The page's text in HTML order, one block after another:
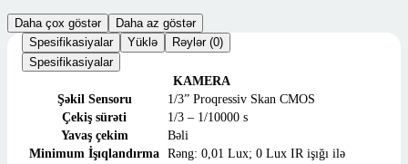
Daha çox göstər
Daha az göstər
Spesifikasiyalar
Yüklə
Rəylər (0)
Spesifikasiyalar
KAMERA
Şəkil Sensoru
1/3” Proqressiv Skan CMOS
Çekiş sürəti
1/3 – 1/10000 s
Yavaş çekim
Bəli
Minimum İşıqlandırma Rəng: 0,01 Lux; 0 Lux IR işığı ilə